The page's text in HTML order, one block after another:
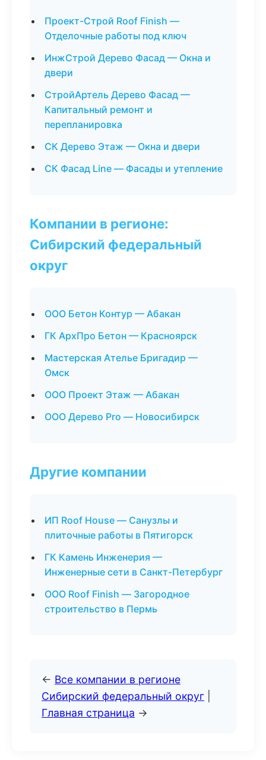
Проект-Строй Roof Finish —
Отделочные работы под ключ
ИнжСтрой Дерево Фасад — Окна и
двери
СтройАртель Дерево Фасад —
Капитальный ремонт и
перепланировка
СК Дерево Этаж — Окна и двери
СК Фасад Line — Фасады и утепление
Компании в регионе:
Сибирский федеральный
округ
ООО Бетон Контур — Абакан
ГК АрхПро Бетон — Красноярск
Мастерская Ателье Бригадир —
Омск
ООО Проект Этаж — Абакан
ООО Дерево Pro — Новосибирск
Другие компании
ИП Roof House — Санузлы и
плиточные работы в Пятигорск
ГК Камень Инженерия —
Инженерные сети в Санкт-Петербург
ООО Roof Finish — Загородное
строительство в Пермь
← Все компании в регионе
Сибирский федеральный округ
Главная страница →